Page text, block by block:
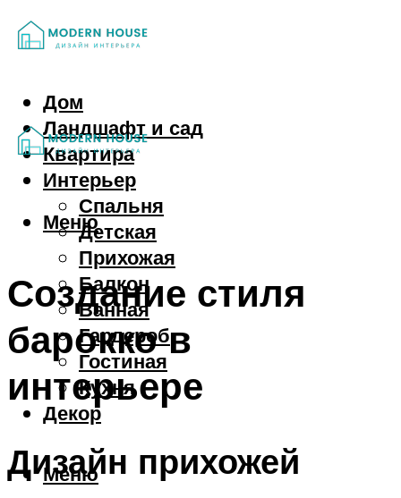
Дом
Ландшафт и сад
Квартира
Интерьер
Спальня
Детская
Прихожая
Балкон
Ванная
Гардероб
Гостиная
Кухня
Декор
Меню
Меню
Создание стиля
барокко в
интерьере
Дизайн прихожей